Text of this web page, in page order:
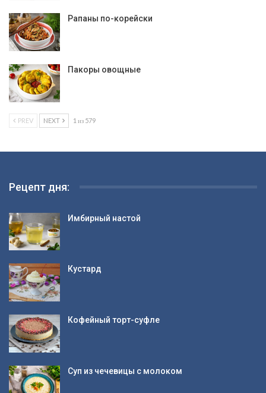
Рапаны по-корейски
Пакоры овощные
PREV NEXT 1 из 579
Рецепт дня:
Имбирный настой
Кустард
Кофейный торт-суфле
Суп из чечевицы с молоком